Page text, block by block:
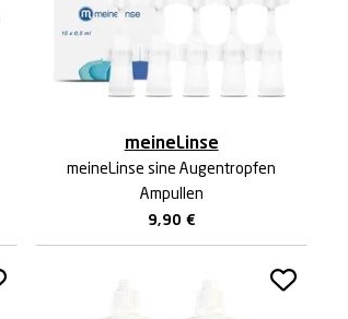
meineLinse
meineLinse sine Augentropfen
Ampullen
9,90 €